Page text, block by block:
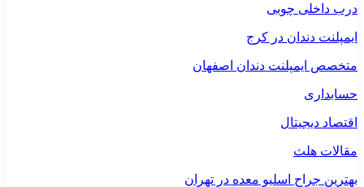
درب داخلی چوبی
ایمپلنت دندان در کرج
متخصص ایمپلنت دندان اصفهان
حسابداری
اقتصاد دیجیتال
مقالات هلث
بهترین جراح اسلیو معده در تهران